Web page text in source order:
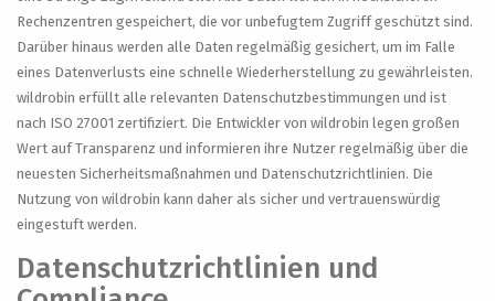
Rechenzentren gespeichert, die vor unbefugtem Zugriff geschützt sind.
Darüber hinaus werden alle Daten regelmäßig gesichert, um im Falle
eines Datenverlusts eine schnelle Wiederherstellung zu gewährleisten.
wildrobin erfüllt alle relevanten Datenschutzbestimmungen und ist
nach ISO 27001 zertifiziert. Die Entwickler von wildrobin legen großen
Wert auf Transparenz und informieren ihre Nutzer regelmäßig über die
neuesten Sicherheitsmaßnahmen und Datenschutzrichtlinien. Die
Nutzung von wildrobin kann daher als sicher und vertrauenswürdig
eingestuft werden.
Datenschutzrichtlinien und